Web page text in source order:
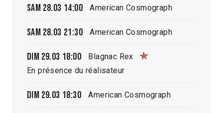
Sam 28.03 14:00 American Cosmograph
Sam 28.03 21:30 American Cosmograph
Dim 29.03 18:00
Blagnac Rex
En présence du réalisateur
Dim 29.03 18:30 American Cosmograph